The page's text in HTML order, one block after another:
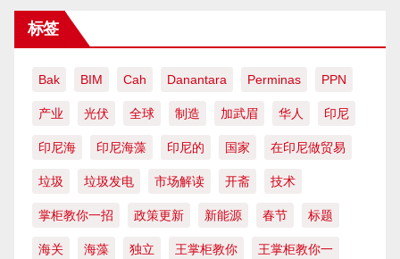
标签
Bak BIM Cah Danantara Perminas PPN
产业 光伏 全球 制造 加武眉 华人 印尼
印尼海 印尼海藻 印尼的 国家 在印尼做贸易
垃圾 垃圾发电 市场解读 开斋 技术
掌柜教你一招 政策更新 新能源 春节 标题
海关 海藻 独立 王掌柜教你 王掌柜教你一